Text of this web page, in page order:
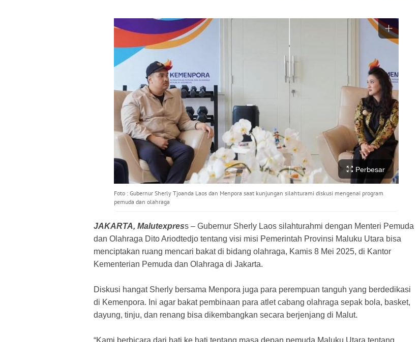
Perbesar
Foto : Gubernur Sherly Tjoanda Laos dan Menpora saat kunjungan silahturami diskusi mengenai program
pemuda dan olahraga
JAKARTA, Malutexpress – Gubernur Sherly Laos silahturahmi dengan Menteri Pemuda
dan Olahraga Dito Ariodtedjo tentang visi misi Pemerintah Provinsi Maluku Utara bisa
menciptakan ruang mencari bakat di bidang olahraga, Kamis 8 Mei 2025, di Kantor
Kementerian Pemuda dan Olahraga di Jakarta.
Diskusi hangat Sherly bersama Menpora juga para perempuan tanguh yang berdedikasi
di Kemenpora. Ini agar bakat pembinaan para atlet cabang olahraga sepak bola, basket,
dayung, tinju, dan renang bisa dikembangkan secara berjenjang di Malut.